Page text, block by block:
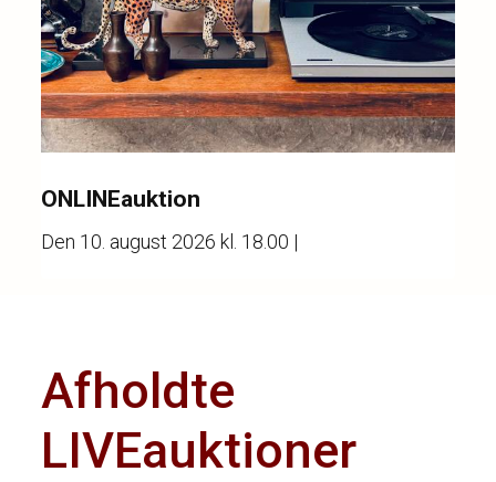
ONLINEauktion
Den 10. august 2026 kl. 18.00 |
Afholdte
LIVEauktioner